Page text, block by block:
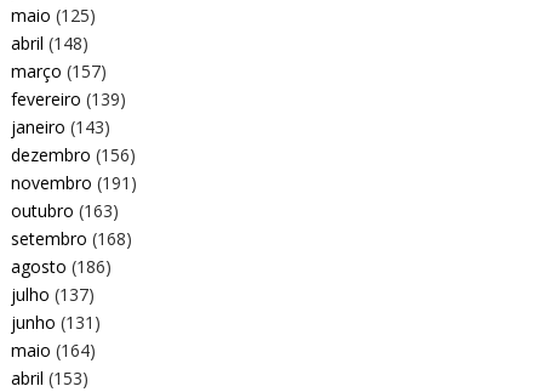
maio (125)
abril (148)
março (157)
fevereiro (139)
janeiro (143)
dezembro (156)
novembro (191)
outubro (163)
setembro (168)
agosto (186)
julho (137)
junho (131)
maio (164)
abril (153)